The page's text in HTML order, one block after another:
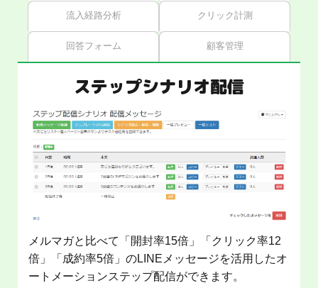
流入経路分析 クリック計測
回答フォーム 顧客管理
ステップシナリオ配信
メルマガと比べて「開封率15倍」「クリック率12
倍」「成約率5倍」のLINEメッセージを活用したオ
ートメーションステップ配信ができます。